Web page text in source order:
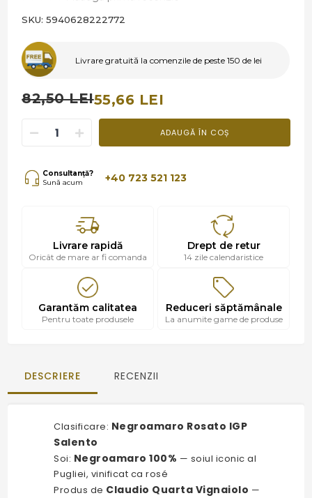
SKU: 5940628222772
Livrare gratuită la comenzile de peste 150 de lei
82,50 LEI55,66 LEI
ADAUGĂ ÎN COȘ
Consultanță?
Sună acum
+40 723 521 123
Livrare rapidă
Oricât de mare ar fi comanda
Drept de retur
14 zile calendaristice
Garantăm calitatea
Pentru toate produsele
Reduceri săptămânale
La anumite game de produse
DESCRIERE RECENZII
Clasificare: Negroamaro Rosato IGP
Salento
Soi: Negroamaro 100% — soiul iconic al
Pugliei, vinificat ca rosé
Produs de Claudio Quarta Vignaiolo —